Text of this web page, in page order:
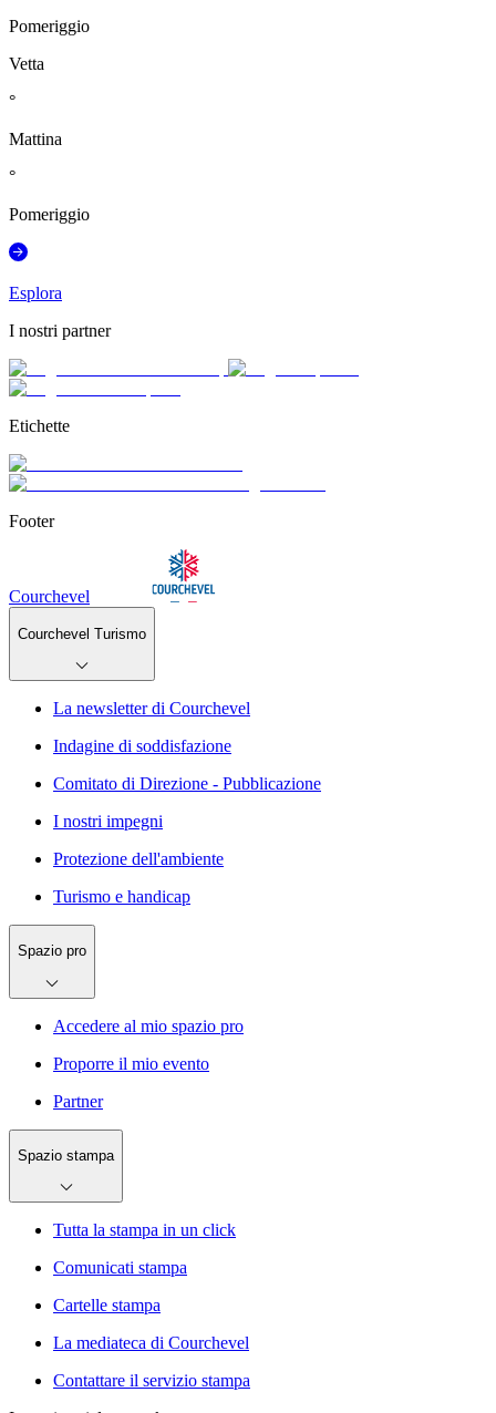
Pomeriggio
Vetta
°
Mattina
°
Pomeriggio
Esplora
I nostri partner
Etichette
Footer
Courchevel
Courchevel Turismo
La newsletter di Courchevel
Indagine di soddisfazione
Comitato di Direzione - Pubblicazione
I nostri impegni
Protezione dell'ambiente
Turismo e handicap
Spazio pro
Accedere al mio spazio pro
Proporre il mio evento
Partner
Spazio stampa
Tutta la stampa in un click
Comunicati stampa
Cartelle stampa
La mediateca di Courchevel
Contattare il servizio stampa